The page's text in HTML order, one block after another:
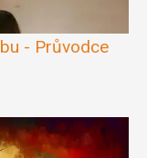
- Průvodce